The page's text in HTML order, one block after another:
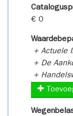
€ 0
+ Actuele
+ De
+